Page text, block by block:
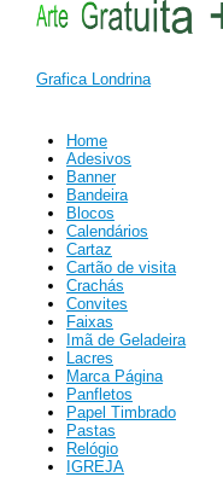
Grafica Londrina
Home
Adesivos
Banner
Bandeira
Blocos
Calendários
Cartaz
Cartão de visita
Crachás
Convites
Faixas
Imã de Geladeira
Lacres
Marca Página
Panfletos
Papel Timbrado
Pastas
Relógio
IGREJA